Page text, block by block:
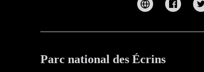
Parc national des Écrins